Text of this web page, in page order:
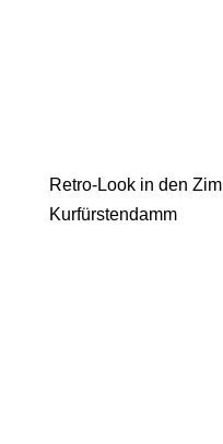
Retro-Look in den
Kurfürstendamm